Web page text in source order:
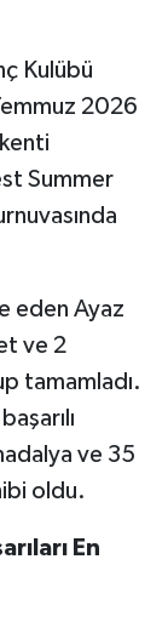
Kulübü
2026
Summer
eden Ayaz
ve 2
tamamladı.
ve 35
oldu.
En